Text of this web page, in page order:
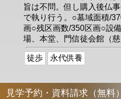
旨は不問。但し購入後仏
で執り行う。○墓域面積/
画○残区画数/350区画○設
場、本堂、門信徒会館（慈
徒歩 永代供養
見学予約・資料請求（無料）